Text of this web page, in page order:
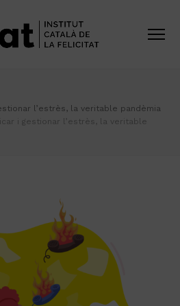
l’estrès, la veritable pandèmia
i gestionar l’estrès, la veritable